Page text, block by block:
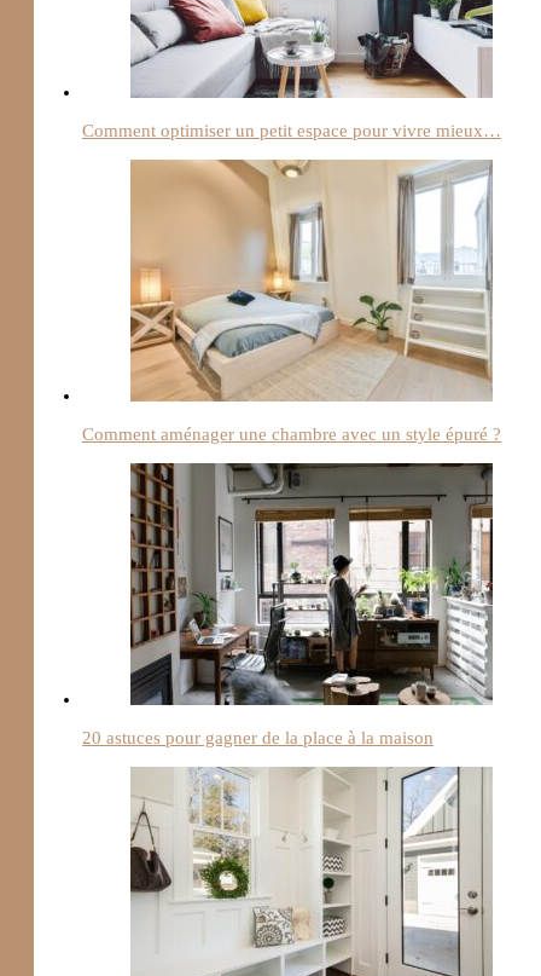
Comment optimiser un petit espace pour vivre mieux…
Comment aménager une chambre avec un style épuré ?
20 astuces pour gagner de la place à la maison